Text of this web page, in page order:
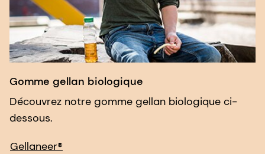
Gomme gellan biologique
Découvrez notre gomme gellan biologique ci-
dessous.
Gellaneer®